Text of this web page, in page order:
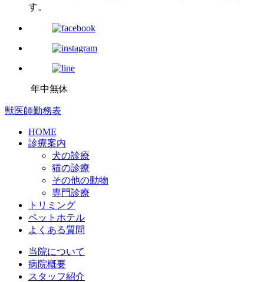
す。
年中無休
獣医師勤務表
HOME
診療案内
犬の診療
猫の診療
その他の動物
専門診療
トリミング
ペットホテル
よくある質問
当院について
病院概要
スタッフ紹介